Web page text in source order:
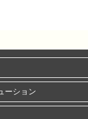
ーション